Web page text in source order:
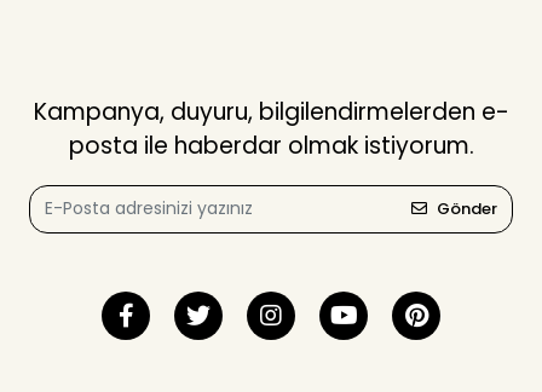
Kampanya, duyuru, bilgilendirmelerden e-
posta ile haberdar olmak istiyorum.
Gönder